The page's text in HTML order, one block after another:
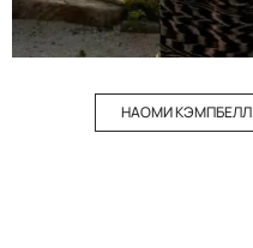
НАОМИ КЭМПБЕЛЛ